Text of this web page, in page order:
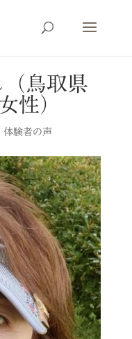
鳥取県
）
体験者の声